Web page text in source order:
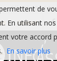
Tél : 05 62 06 59
Contact
de
En utilisant
votre accord
En savoir plus